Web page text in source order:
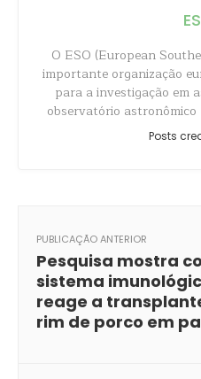
O ESO (European
importante organização
para a investigação em
observatório
Posts
PUBLICAÇÃO ANTERIOR
Pesquisa mostra
sistema
reage a
rim de porco em